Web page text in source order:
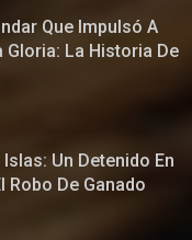
Que Impulsó A
Gloria: La Historia De
Un Detenido En
Robo De Ganado